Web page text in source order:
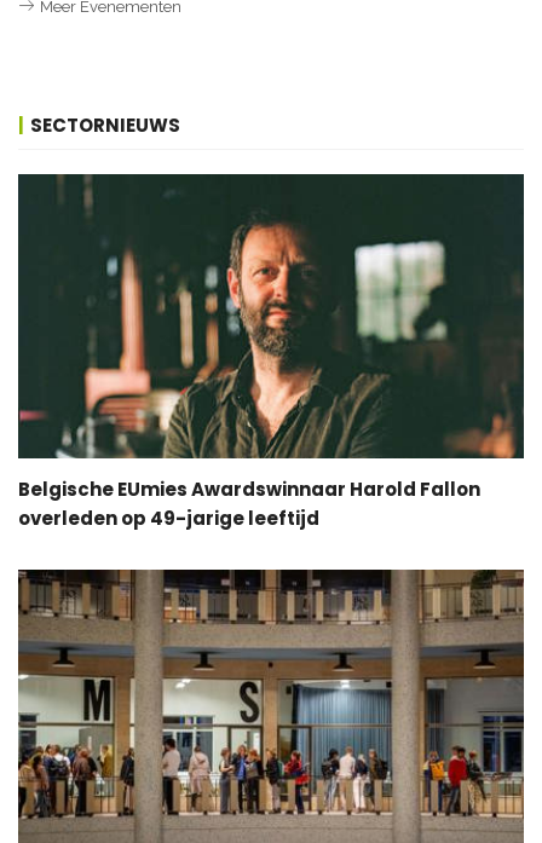
Meer Evenementen
SECTORNIEUWS
Belgische EUmies Awardswinnaar Harold Fallon
overleden op 49-jarige leeftijd